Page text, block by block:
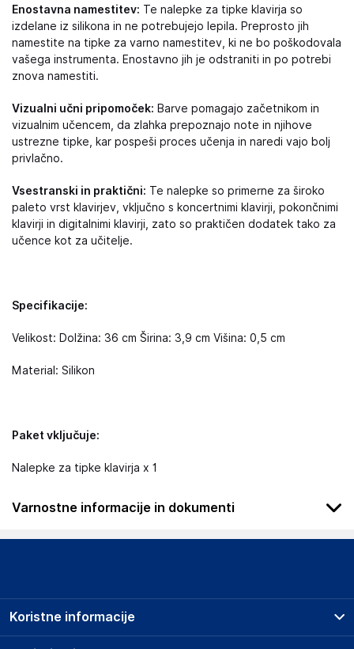
Enostavna namestitev: Te nalepke za tipke klavirja so
izdelane iz silikona in ne potrebujejo lepila. Preprosto jih
namestite na tipke za varno namestitev, ki ne bo poškodovala
vašega instrumenta. Enostavno jih je odstraniti in po potrebi
znova namestiti.
Vizualni učni pripomoček: Barve pomagajo začetnikom in
vizualnim učencem, da zlahka prepoznajo note in njihove
ustrezne tipke, kar pospeši proces učenja in naredi vajo bolj
privlačno.
Vsestranski in praktični: Te nalepke so primerne za široko
paleto vrst klavirjev, vključno s koncertnimi klavirji, pokončnimi
klavirji in digitalnimi klavirji, zato so praktičen dodatek tako za
učence kot za učitelje.
Specifikacije:
Velikost: Dolžina: 36 cm Širina: 3,9 cm Višina: 0,5 cm
Material: Silikon
Paket vključuje:
Nalepke za tipke klavirja x 1
Varnostne informacije in dokumenti
Da bi se izognili nevarnosti, hranite ta izdelek stran od
Podatki o proizvajalcu vključujejo informacije (naziv, naslov,
državo in elektronski naslov) povezane s proizvajalcem
Koristne informacije